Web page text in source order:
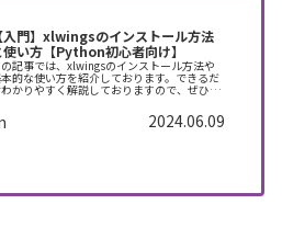
【入門】xlwingsのインストール方法
使い方【Python初心者向け】
の記事では、xlwingsのインストール方法や
的な使い方を紹介しております。できるだ
かりやすく解説しておりますので、ぜひ最
2024.06.09